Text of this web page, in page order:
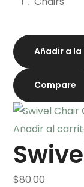
Añadir a
Compare
Añadir al
$80.00